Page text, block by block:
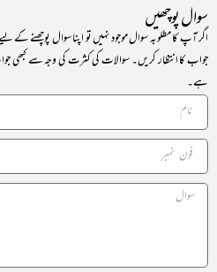
سوال پوچھیں
اگر آپ کا مطلوبہ سوال موجود نہیں تو اپنا سوال پوچھنے کے
جواب کا انتظار کریں۔ سوالات کی کثرت کی وجہ سے کبھی
ہے۔